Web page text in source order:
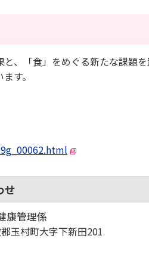
、「食」をめぐる新たな課題
す。
せ
管理係
玉村町大字下新田201